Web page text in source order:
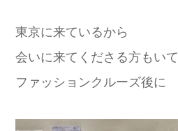
東京に来ているから
会いに来てくださる方もいて
ファッションクルーズ後に